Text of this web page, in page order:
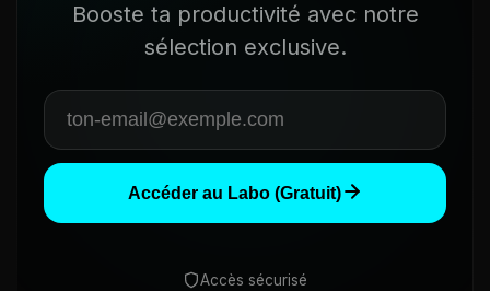
Booste ta productivité avec notre
sélection exclusive.
Accéder au Labo (Gratuit)
Accès sécurisé